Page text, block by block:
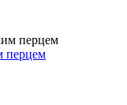
перцем